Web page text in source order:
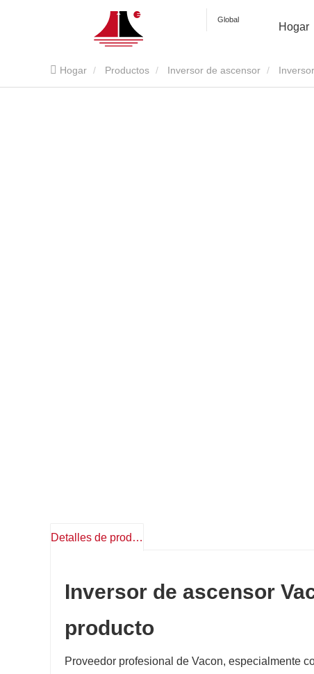
Global
Hogar
Hogar Productos Inversor de ascensor
Detalles de producto
Inversor de ascensor
producto
Proveedor profesional de Vacon, especialmente